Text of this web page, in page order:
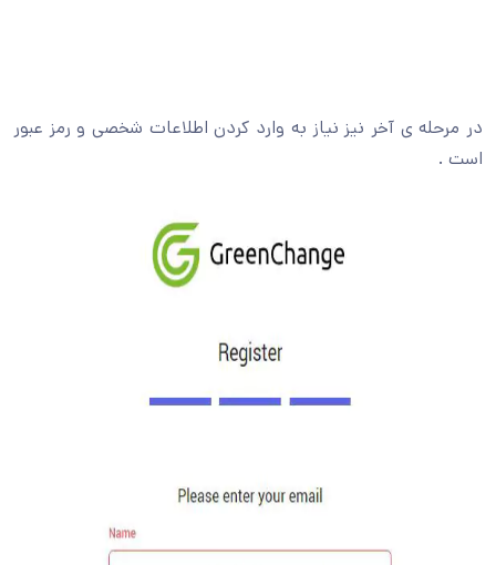
در مرحله ی آخر نیز نیاز به وارد کردن اطلاعات شخصی و رمز عبور
است .